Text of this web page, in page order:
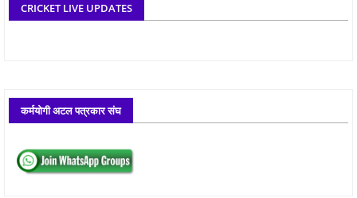
CRICKET LIVE UPDATES
कर्मयोगी अटल पत्रकार संघ